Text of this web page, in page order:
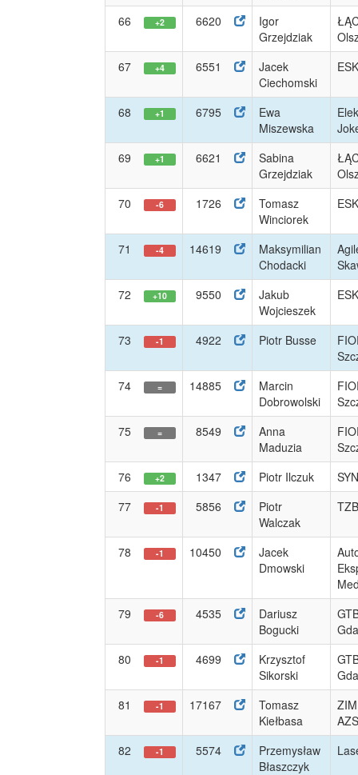
66 +2 6620
Igor
Grzejdziak
67
+4 6551
Jacek
Ciechomski
68 +1 6795
Ewa
Miszewska
69
+1 6621
Sabina
Grzejdziak
70
-6 1726
Tomasz
Winciorek
71 -4 14619
Maksymilian
Chodacki
72
+10 9550
Jakub
Wojcieszek
73 -1 4922 Piotr Busse
74
= 14885
Marcin
Dobrowolski
75
= 8549
Anna
Maduzia
76
+2 1347 Piotr Ilczuk
77
-1 5856
Piotr
Walczak
78 -1 10450
Jacek
Dmowski
79
-6 4535
Dariusz
Bogucki
80
-1 4699
Krzysztof
Sikorski
81
-1 17167
Tomasz
Kiełbasa
82
-1 5574
Przemysław
Błaszczyk